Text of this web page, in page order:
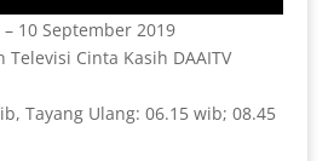
10 September 2019
Cinta Kasih DAAITV
Tayang Ulang: 06.15 wib; 08.45